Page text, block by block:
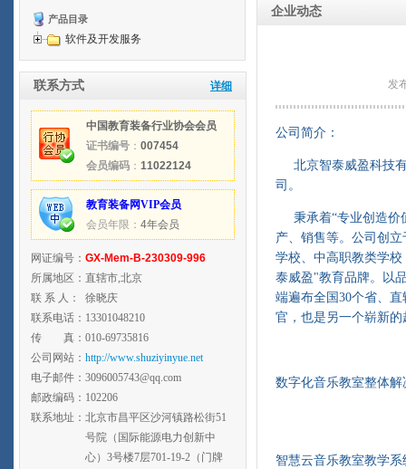
产品目录
软件及开发服务
联系方式 详细
中国教育装备行业协会会员
证书编号 ： 007454
会员编码 ： 11022124
教育装备网VIP会员
会员年限： 4年会员
网证编号： GX-Mem-B-230309-996
所属地区： 直辖市,北京
联 系 人：
徐晓庆
联系电话： 13301048210
传 真： 010-69735816
公司网站： http://www.shuziyinyue.net
电子邮件： 3096005743@qq.com
邮政编码： 102206
联系地址： 北京市昌平区沙河镇路松街51
号院（国际能源电力创新中
心）3号楼7层701-19-2（门牌
企业动态
发
公司简介：
北京智泰威盈科技有
司。
秉承着“专业创造价
产、销售等。公司创
学校、中高职教类学
泰威盈"教育品牌。以
端遍布全国30个省、
官，也是另一个崭新
数字化音乐教室整体解
智慧云音乐教室教学系